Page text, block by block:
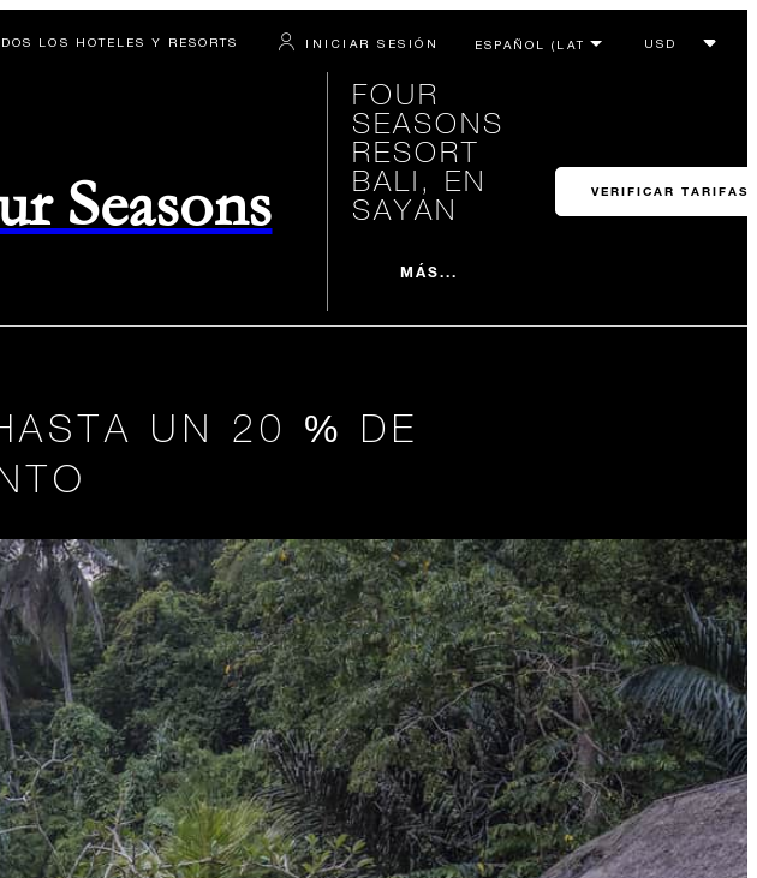
LOS HOTELES Y RESORTS INICIAR SESIÓN
Seasons
FOUR
SEASONS
RESORT
BALI, EN
SAYAN
MÁS...
VERIFICAR TARIFAS
UN 20 % DE